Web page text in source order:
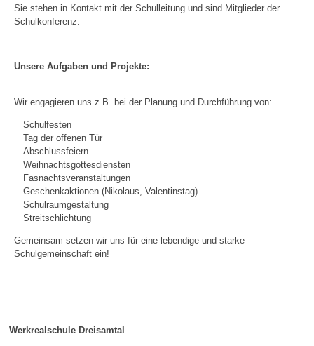
Sie stehen in Kontakt mit der Schulleitung und sind Mitglieder der
Schulkonferenz.
Unsere Aufgaben und Projekte:
Wir engagieren uns z.B. bei der Planung und Durchführung von:
Schulfesten
Tag der offenen Tür
Abschlussfeiern
Weihnachtsgottesdiensten
Fasnachtsveranstaltungen
Geschenkaktionen (Nikolaus, Valentinstag)
Schulraumgestaltung
Streitschlichtung
Gemeinsam setzen wir uns für eine lebendige und starke
Schulgemeinschaft ein!
Werkrealschule Dreisamtal